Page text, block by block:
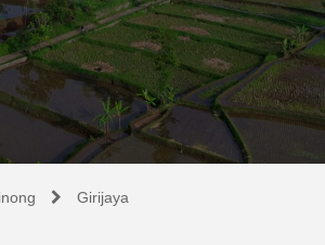
Girijaya